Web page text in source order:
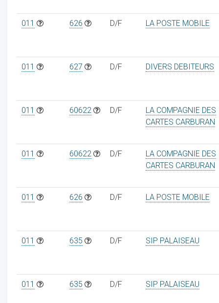
011 626 D/F LA POSTE MOBILE
011 627 D/F DIVERS DEBITEURS
011 60622 D/F
LA COMPAGNIE DES
CARTES CARBURAN
011 60622 D/F
LA COMPAGNIE DES
CARTES CARBURAN
011 626 D/F LA POSTE MOBILE
011 635 D/F SIP PALAISEAU
011 635 D/F SIP PALAISEAU